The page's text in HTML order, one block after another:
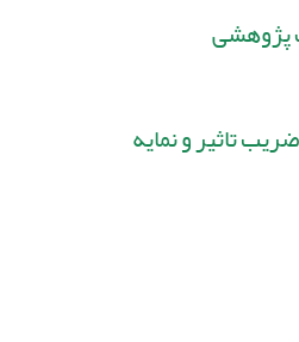
پژوهشی
تاثیر و نمایه